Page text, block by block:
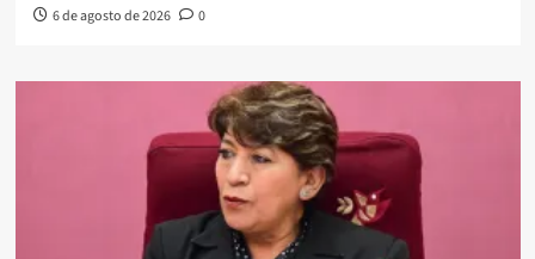
6 de agosto de 2026 0